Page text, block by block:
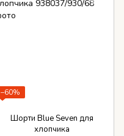
−60%
Шорти Blue Seven для
хлопчика